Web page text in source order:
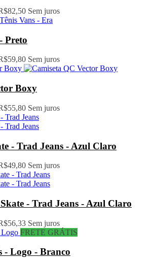
Sem juros
Preto
Sem juros
Boxy
Sem juros
- Trad Jeans - Azul Claro
Sem juros
- Trad Jeans - Azul Claro
Sem juros
FRETE GRÁTIS
- Logo - Branco